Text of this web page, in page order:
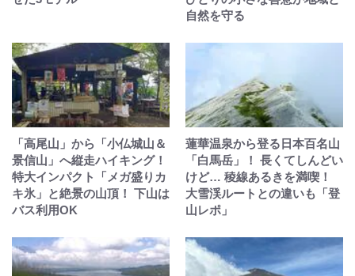
自然を守る
「高尾山」から「小仏城山＆
景信山」へ縦走ハイキング！
特大インパクト「メガ盛りカ
キ氷」と絶景の山頂！ 下山は
バス利用OK
蓮華温泉から登る日本百名山
「白馬岳」！ 長くてしんどい
けど… 稜線あるきを満喫！
大雪渓ルートとの違いも「登
山レポ」